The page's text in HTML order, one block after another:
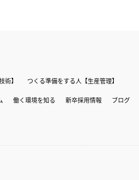
術】 つくる準備をする人【生産管理】
働く環境を知る 新卒採用情報 ブログ